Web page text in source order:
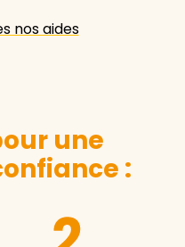
nos aides
une
: